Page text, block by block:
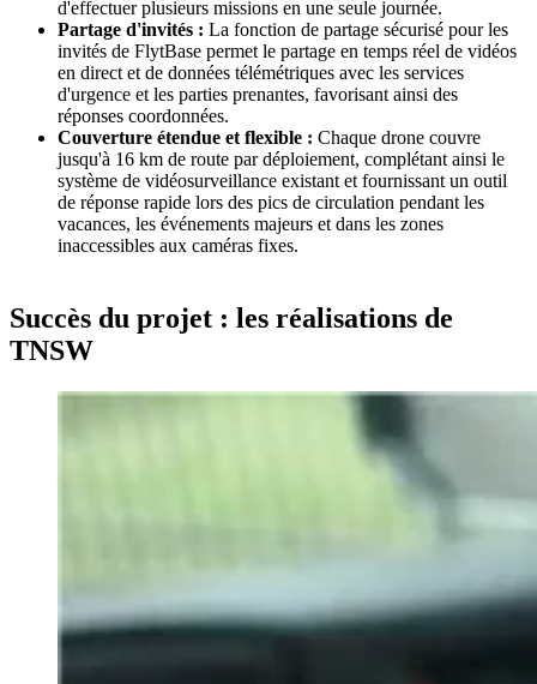
d'effectuer plusieurs missions en une seule journée.
Partage d'invités : La fonction de partage sécurisé pour les
invités de FlytBase permet le partage en temps réel de vidéos
en direct et de données télémétriques avec les services
d'urgence et les parties prenantes, favorisant ainsi des
réponses coordonnées.
Couverture étendue et flexible : Chaque drone couvre
jusqu'à 16 km de route par déploiement, complétant ainsi le
système de vidéosurveillance existant et fournissant un outil
de réponse rapide lors des pics de circulation pendant les
vacances, les événements majeurs et dans les zones
inaccessibles aux caméras fixes.
Succès du projet : les réalisations de
TNSW